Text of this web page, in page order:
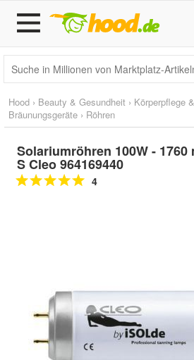
Hood › Beauty & Gesundheit › Körperpflege
Bräunungsgeräte › Röhren
Solariumröhren 100W -
S Cleo 964169440
4